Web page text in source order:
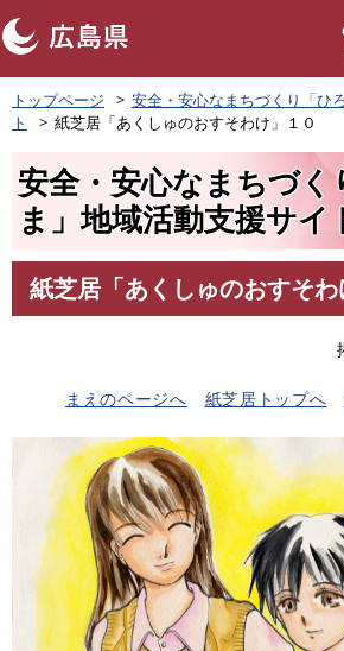
ペ
ー
ジ
す
トップページ
安全・安心なまちづくり「ひ
ト
紙芝居「あくしゅのおすそわけ」１０
安全・安心なまちづく
ま」地域活動支援サイ
文
紙芝居「あくしゅのおすそわ
まえのページへ 紙芝居トップへ